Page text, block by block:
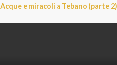
Acque e miracoli a Tebano (parte 2)